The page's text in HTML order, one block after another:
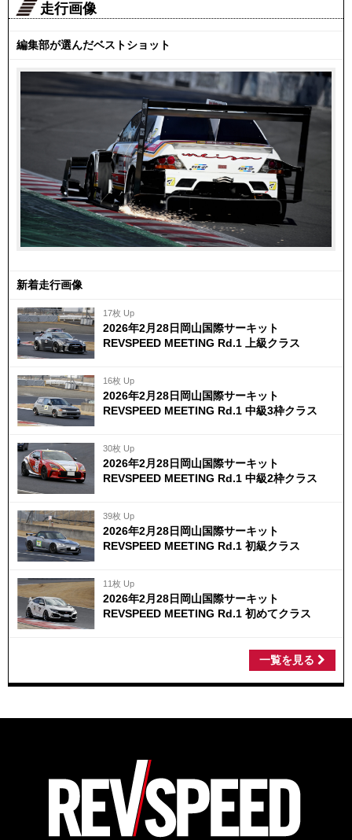
走行画像
編集部が選んだベストショット
新着走行画像
17枚 Up
2026年2月28日岡山国際サーキット
REVSPEED MEETING Rd.1 上級クラス
16枚 Up
2026年2月28日岡山国際サーキット
REVSPEED MEETING Rd.1 中級3枠クラス
30枚 Up
2026年2月28日岡山国際サーキット
REVSPEED MEETING Rd.1 中級2枠クラス
39枚 Up
2026年2月28日岡山国際サーキット
REVSPEED MEETING Rd.1 初級クラス
11枚 Up
2026年2月28日岡山国際サーキット
REVSPEED MEETING Rd.1 初めてクラス
一覧を見る